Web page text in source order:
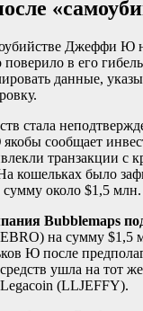
Джеффи Ю
поверило в его
данные,
стала
сообщает
транзакции с
кошельках было
сумму около $1,5 млн.
Bubblemaps
на сумму $1,5
Ю после
ушла на тот
(LLJEFFY).